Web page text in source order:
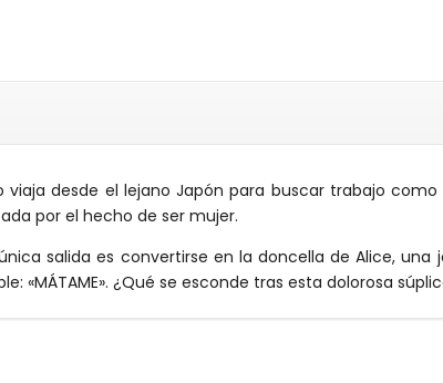
viaja desde el lejano Japón para buscar trabajo
por el hecho de ser mujer.
salida es convertirse en la doncella de Alice, una
«MÁTAME». ¿Qué se esconde tras esta dolorosa